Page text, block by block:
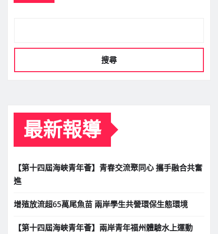
搜尋
最新報導
【第十四屆海峽青年薈】青春交流聚同心 攜手融合共奮
進
增殖放流超65萬尾魚苗 兩岸學生共營環保生態環境
【第十四屆海峽青年薈】兩岸青年福州體驗水上運動